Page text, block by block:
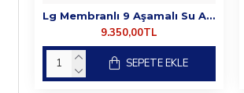
Lg Membranlı 9 Aşamalı Su Arıtma Cihazı
9.350,00TL
SEPETE EKLE